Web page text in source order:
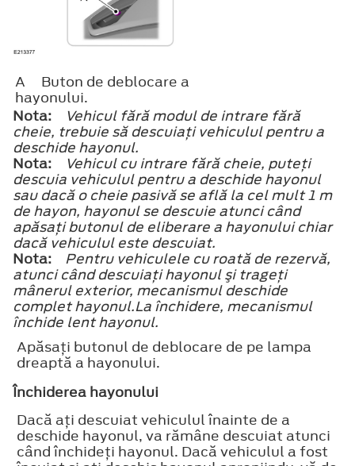
A
Buton de deblocare a
hayonului.
Nota:
Vehicul fără modul de intrare fără
cheie, trebuie să descuiaţi vehiculul pentru a
deschide hayonul.
Nota:
Vehicul cu intrare fără cheie, puteţi
descuia vehiculul pentru a deschide hayonul
sau dacă o cheie pasivă se află la cel mult 1 m
de hayon, hayonul se descuie atunci când
apăsaţi butonul de eliberare a hayonului chiar
dacă vehiculul este descuiat.
Nota:
Pentru vehiculele cu roată de rezervă,
atunci când descuiaţi hayonul şi trageţi
mânerul exterior, mecanismul deschide
complet hayonul.La închidere, mecanismul
închide lent hayonul.
Apăsaţi butonul de deblocare de pe lampa
dreaptă a hayonului.
Închiderea hayonului
Dacă aţi descuiat vehiculul înainte de a
deschide hayonul, va rămâne descuiat atunci
când închideţi hayonul. Dacă vehiculul a fost